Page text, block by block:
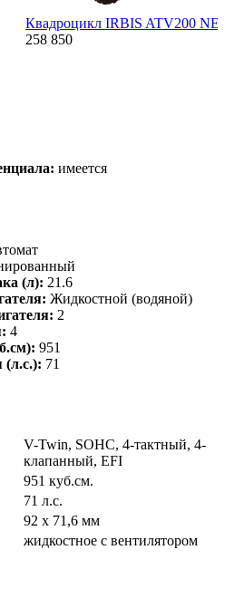
Квадроцикл IRBIS ATV200
258 850
имеется
(л): 21.6
Жидкостной (водяной)
2
4
951
(л.с.): 71
V-Twin, SOHC, 4-тактный, 4-
клапанный, EFI
951 куб.см.
71 л.с.
92 x 71,6 мм
жидкостное с вентилятором